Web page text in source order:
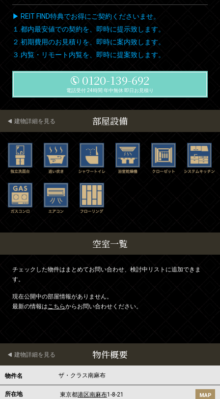
▶ REIT FIND特典でお得にご契約くださいませ。
１.都内最安値での契約を、即時に提示致します。
２.初期費用のお見積りを、即時に案内致します。
３.内覧・リモート内覧を、即時に提案致します。
0120-139-692
電話受付 24時間 年中無休 即日お見積り
部屋設備
建物詳細を見る
空室一覧
チェックした物件はまとめてお問い合わせ、検討中リストに追加できま
す。
現在公開中の部屋情報がありません。
最新の情報はこちらからお問い合わせください。
物件概要
建物詳細を見る
物件名 ザ・クラス南麻布
所在地 東京都港区南麻布1-8-21 MAP